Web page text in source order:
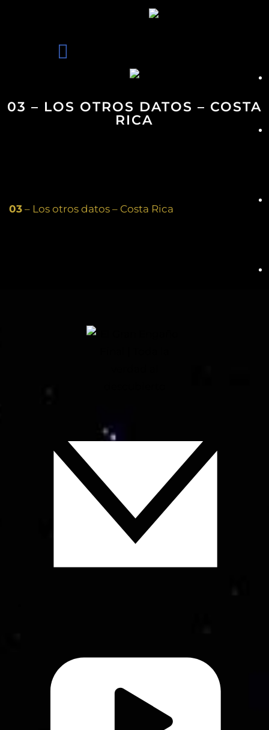
03 – LOS OTROS DATOS – COSTA
RICA
03 – Los otros datos – Costa Rica